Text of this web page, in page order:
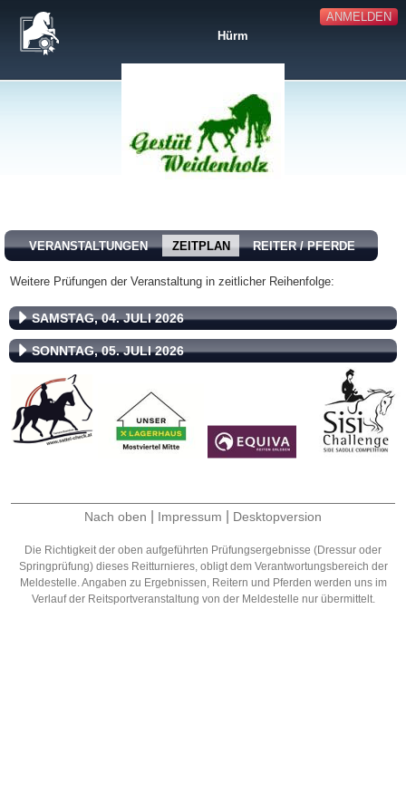
ANMELDEN
Hürm
VERANSTALTUNGEN ZEITPLAN REITER / PFERDE
Weitere Prüfungen der Veranstaltung in zeitlicher Reihenfolge:
SAMSTAG, 04. JULI 2026
SONNTAG, 05. JULI 2026
Nach oben Impressum Desktopversion
Die Richtigkeit der oben aufgeführten Prüfungsergebnisse (Dressur oder
Springprüfung) dieses Reitturnieres, obligt dem Verantwortungsbereich der
Meldestelle. Angaben zu Ergebnissen, Reitern und Pferden werden uns im
Verlauf der Reitsportveranstaltung von der Meldestelle nur übermittelt.